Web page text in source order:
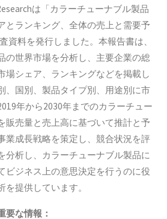
は「カラーチューナブル製品
ランキング、全体の売上と需要予
資料を発行しました。本報告書は、
の世界市場を分析し、主要企業の総
場シェア、ランキングなどを掲載し
、国別、製品タイプ別、用途別に市
年から2030年までのカラーチュー
販売量と売上高に基づいて推計と予
業成長戦略を策定し、競合状況を評
分析し、カラーチューナブル製品に
ビジネス上の意思決定を行うのに役
提供しています。
要な情報：